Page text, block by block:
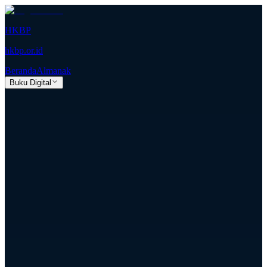
HKBP
hkbp.or.id
BerandaAlmanak
Buku Digital